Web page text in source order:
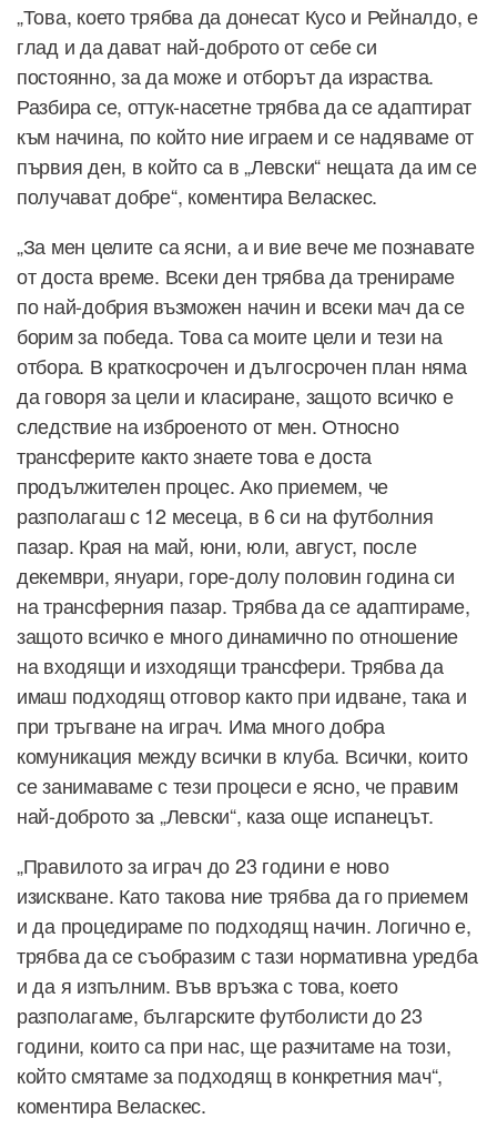
„Това, което трябва да донесат Кусо и Рейналдо, е
глад и да дават най-доброто от себе си
постоянно, за да може и отборът да израства.
Разбира се, оттук-насетне трябва да се адаптират
към начина, по който ние играем и се надяваме от
първия ден, в който са в „Левски“ нещата да им се
получават добре“, коментира Веласкес.
„За мен целите са ясни, а и вие вече ме познавате
от доста време. Всеки ден трябва да тренираме
по най-добрия възможен начин и всеки мач да се
борим за победа. Това са моите цели и тези на
отбора. В краткосрочен и дългосрочен план няма
да говоря за цели и класиране, защото всичко е
следствие на изброеното от мен. Относно
трансферите както знаете това е доста
продължителен процес. Ако приемем, че
разполагаш с 12 месеца, в 6 си на футболния
пазар. Края на май, юни, юли, август, после
декември, януари, горе-долу половин година си
на трансферния пазар. Трябва да се адаптираме,
защото всичко е много динамично по отношение
на входящи и изходящи трансфери. Трябва да
имаш подходящ отговор както при идване, така и
при тръгване на играч. Има много добра
комуникация между всички в клуба. Всички, които
се занимаваме с тези процеси е ясно, че правим
най-доброто за „Левски“, каза още испанецът.
„Правилото за играч до 23 години е ново
изискване. Като такова ние трябва да го приемем
и да процедираме по подходящ начин. Логично е,
трябва да се съобразим с тази нормативна уредба
и да я изпълним. Във връзка с това, което
разполагаме, българските футболисти до 23
години, които са при нас, ще разчитаме на този,
който смятаме за подходящ в конкретния мач“,
коментира Веласкес.